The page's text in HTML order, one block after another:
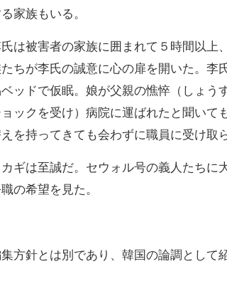
家族もいる。
は被害者の家族に囲まれて５時間以上
ちが李氏の誠意に心の扉を開いた。李
ッドで仮眠。娘が父親の憔悴（しょう
ックを受け）病院に運ばれたと聞いて
を持ってきても会わずに職員に受け取
ギは至誠だ。セウォル号の義人たちに
の希望を見た。
方針とは別であり、韓国の論調として